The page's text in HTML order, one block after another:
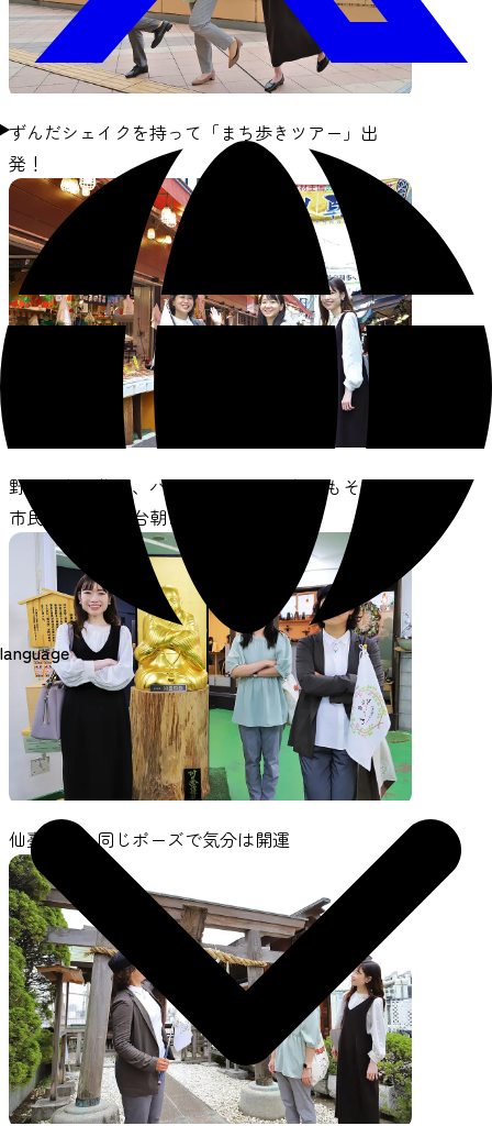
language
ずんだシェイクを持って「まち歩きツアー」出
発！
野菜、魚、惣菜、パン、コーヒー、何でもそろう
市民の台所、仙台朝市。
仙臺四郎と同じポーズで気分は開運